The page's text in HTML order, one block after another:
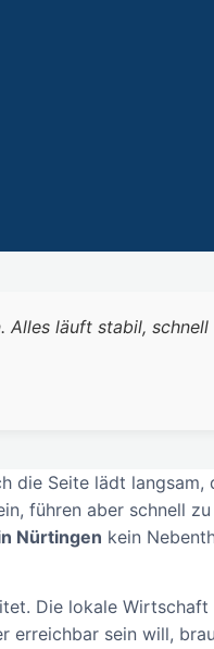
Alles läuft stabil, schnell
die Seite lädt langsam,
führen aber schnell
Nürtingen kein
Die lokale
erreichbar sein will,